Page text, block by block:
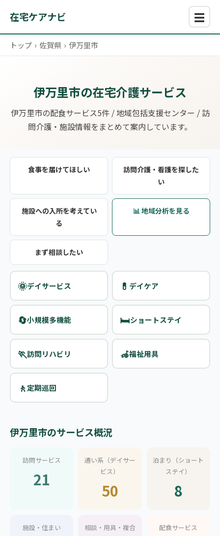
在宅ケアナビ ☰
トップ › 佐賀県 › 伊万里市
伊万里市の在宅介護サービス
伊万里市の配食サービス5件 / 地域包括支援センター / 訪
問介護・施設情報をまとめて案内しています。
食事を届けてほしい
訪問介護・看護を探した
い
施設への入所を考えてい
る
📊 地域分析を見る
まず相談したい
🌞デイサービス 💊 デイケア
🔄小規模多機能 🛏️ショートステイ
🏃訪問リハビリ 🦽福祉用具
🚶定期巡回
伊万里市のサービス概況
訪問サービス
21
通い系（デイサー
ビス）
50
泊まり（ショート
ステイ）
8
施設・住まい 相談・用具・複合 配食サービス